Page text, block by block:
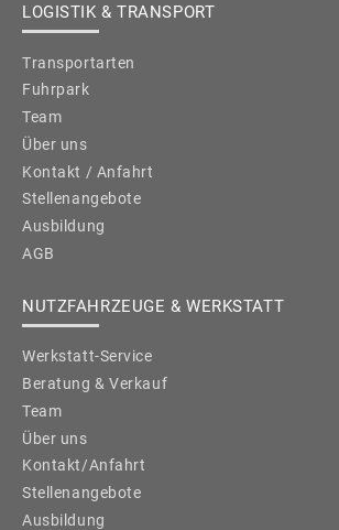
LOGISTIK & TRANSPORT
Transportarten
Fuhrpark
Team
Über uns
Kontakt / Anfahrt
Stellenangebote
Ausbildung
AGB
NUTZFAHRZEUGE & WERKSTATT
Werkstatt-Service
Beratung & Verkauf
Team
Über uns
Kontakt/Anfahrt
Stellenangebote
Ausbildung